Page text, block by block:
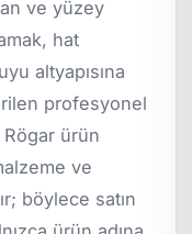
ve yüzey
hat
altyapısına
profesyonel
ürün
ve
böylece satın